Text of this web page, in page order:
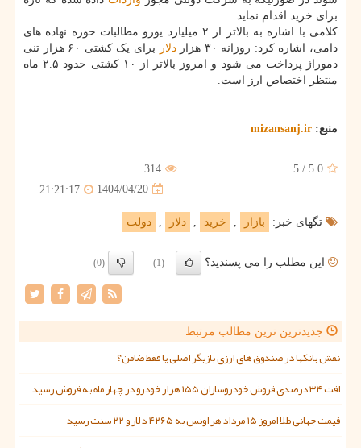
برای خرید اقدام نماید.
کلامی با اشاره به بالاتر از ۲ میلیارد یورو مطالبات حوزه نهاده های
دامی، اشاره کرد: روزانه ۳۰ هزار
دلار
برای یک کشتی ۶۰ هزار تنی
دموراژ پرداخت می شود و امروز بالاتر از ۱۰ کشتی حدود ۲.۵ ماه
منتظر اختصاص ارز است.
منبع: mizansanj.ir
5.0
/
5
314
1404/04/20
21:21:17
تگهای خبر: بازار خرید دلار دولت
این مطلب را می پسندید؟ (1)
(0)
جدیدترین ترین مطالب مرتبط
نقش بانکها در صندوق های ارزی بازیگر اصلی یا فقط ضامن؟
افت ۳۴ درصدی فروش خودروسازان ۱۵۵ هزار خودرو در چهار ماه به فروش رسید
قیمت جهانی طلا امروز ۱۵ مرداد هر اونس به ۴۲۶۵ دلار و ۲۲ سنت رسید